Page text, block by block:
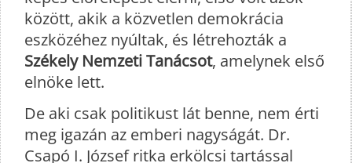
között, akik a közvetlen demokrácia
eszközéhez nyúltak, és létrehozták a
Székely Nemzeti Tanácsot, amelynek első
elnöke lett.
De aki csak politikust lát benne, nem érti
meg igazán az emberi nagyságát. Dr.
Csapó I. József ritka erkölcsi tartással